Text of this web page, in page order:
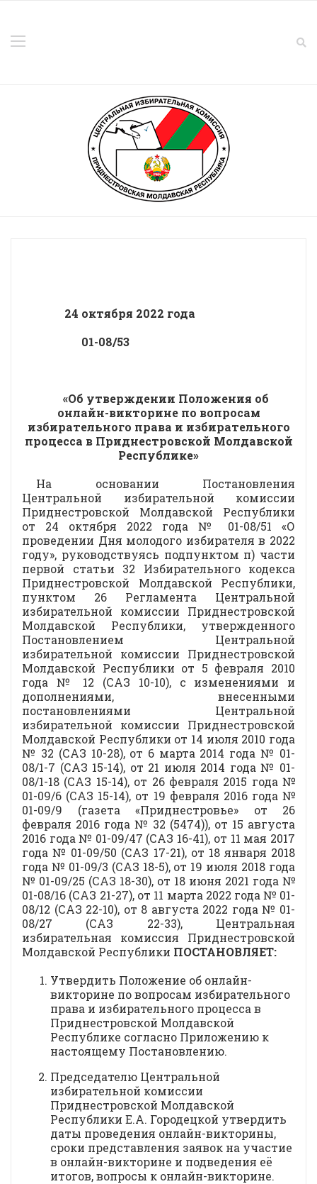
24 октября 2022 года
01-08/53
«Об утверждении Положения об
онлайн-викторине по вопросам
избирательного права и избирательного
процесса в Приднестровской Молдавской
Республике»
На основании Постановления
Центральной избирательной комиссии
Приднестровской Молдавской Республики
от 24 октября 2022 года № 01-08/51 «О
проведении Дня молодого избирателя в 2022
году», руководствуясь подпунктом п) части
первой статьи 32 Избирательного кодекса
Приднестровской Молдавской Республики,
пунктом 26 Регламента Центральной
избирательной комиссии Приднестровской
Молдавской Республики, утвержденного
Постановлением Центральной
избирательной комиссии Приднестровской
Молдавской Республики от 5 февраля 2010
года № 12 (САЗ 10-10), с изменениями и
дополнениями, внесенными
постановлениями Центральной
избирательной комиссии Приднестровской
Молдавской Республики от 14 июля 2010 года
№ 32 (САЗ 10-28), от 6 марта 2014 года № 01-
08/1-7 (САЗ 15-14), от 21 июля 2014 года № 01-
08/1-18 (САЗ 15-14), от 26 февраля 2015 года №
01-09/6 (САЗ 15-14), от 19 февраля 2016 года №
01-09/9 (газета «Приднестровье» от 26
февраля 2016 года № 32 (5474)), от 15 августа
2016 года № 01-09/47 (САЗ 16-41), от 11 мая 2017
года № 01-09/50 (САЗ 17-21), от 18 января 2018
года № 01-09/3 (САЗ 18-5), от 19 июля 2018 года
№ 01-09/25 (САЗ 18-30), от 18 июня 2021 года №
01-08/16 (САЗ 21-27), от 11 марта 2022 года № 01-
08/12 (САЗ 22-10), от 8 августа 2022 года № 01-
08/27 (САЗ 22-33), Центральная
избирательная комиссия Приднестровской
Молдавской Республики ПОСТАНОВЛЯЕТ:
Утвердить Положение об онлайн-
викторине по вопросам избирательного
права и избирательного процесса в
Приднестровской Молдавской
Республике согласно Приложению к
настоящему Постановлению.
Председателю Центральной
избирательной комиссии
Приднестровской Молдавской
Республики Е.А. Городецкой утвердить
даты проведения онлайн-викторины,
сроки представления заявок на участие
в онлайн-викторине и подведения её
итогов, вопросы к онлайн-викторине.